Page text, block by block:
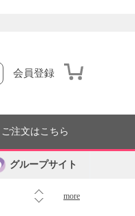
会員登録
more
注文はこちら
グループサイト